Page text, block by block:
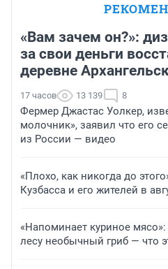
«Вам зачем он?»:
за свои деньги
деревне
17 часов 13 139 8
Фермер Джастас Уолкер,
молочник», заявил что его
из России — видео
«Плохо, как никогда до
Кузбасса и его жителей в
«Напоминает куриное
лесу необычный гриб — что